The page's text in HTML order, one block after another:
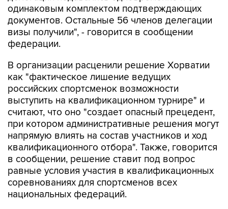
одинаковым комплектом подтверждающих
документов. Остальные 56 членов делегации
визы получили", - говорится в сообщении
федерации.
В организации расценили решение Хорватии
как "фактическое лишение ведущих
российских спортсменок возможности
выступить на квалификационном турнире" и
считают, что оно "создает опасный прецедент,
при котором административные решения могут
напрямую влиять на состав участников и ход
квалификационного отбора". Также, говорится
в сообщении, решение ставит под вопрос
равные условия участия в квалификационных
соревнованиях для спортсменов всех
национальных федераций.